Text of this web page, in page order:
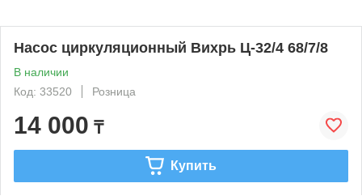
Насос циркуляционный Вихрь Ц-32/4 68/7/8
В наличии
Код: 33520
Розница
14 000 ₸
Купить